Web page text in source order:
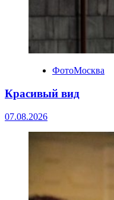
ФотоМосква
Красивый вид
07.08.2026